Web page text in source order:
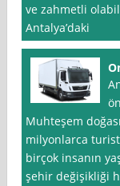
ve zahmetli
Antalya’daki
Muhteşem
milyonlarca
birçok insanın
şehir değişikliği